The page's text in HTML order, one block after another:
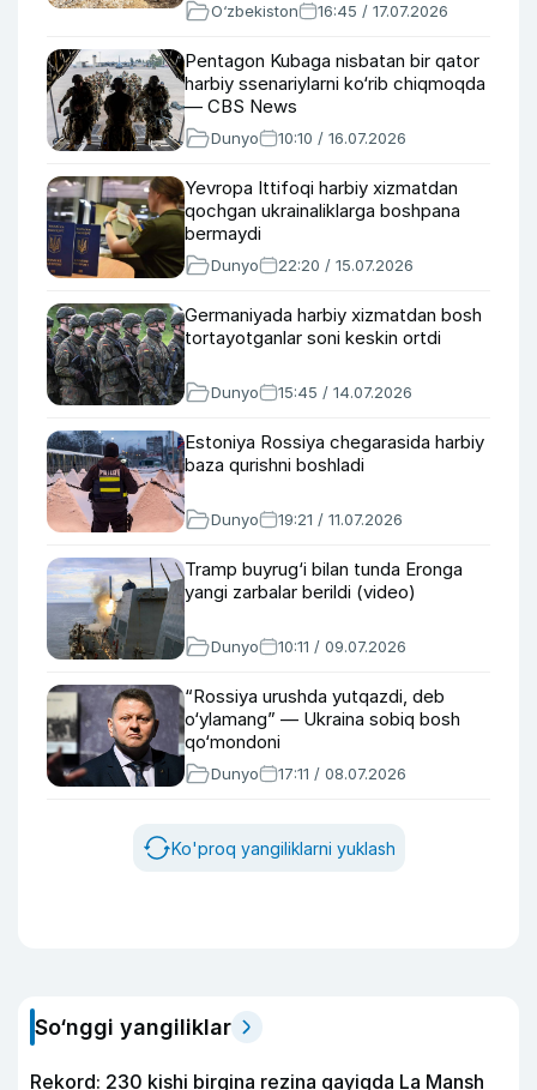
O‘zbekiston 16:45 / 17.07.2026
Pentagon Kubaga nisbatan bir qator
harbiy ssenariylarni ko‘rib chiqmoqda
— CBS News
Dunyo 10:10 / 16.07.2026
Yevropa Ittifoqi harbiy xizmatdan
qochgan ukrainaliklarga boshpana
bermaydi
Dunyo 22:20 / 15.07.2026
Germaniyada harbiy xizmatdan bosh
tortayotganlar soni keskin ortdi
Dunyo 15:45 / 14.07.2026
Estoniya Rossiya chegarasida harbiy
baza qurishni boshladi
Dunyo 19:21 / 11.07.2026
Tramp buyrug‘i bilan tunda Eronga
yangi zarbalar berildi (video)
Dunyo 10:11 / 09.07.2026
“Rossiya urushda yutqazdi, deb
o‘ylamang” — Ukraina sobiq bosh
qo‘mondoni
Dunyo 17:11 / 08.07.2026
Ko'proq yangiliklarni yuklash
So‘nggi yangiliklar
Rekord: 230 kishi birgina rezina qayiqda La Mansh